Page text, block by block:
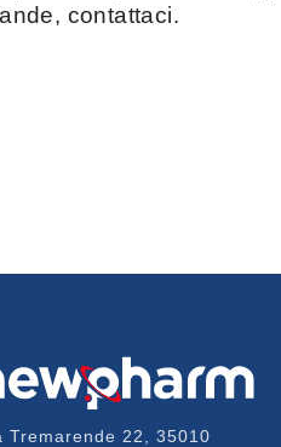
contattaci.
Tremarende 22, 35010